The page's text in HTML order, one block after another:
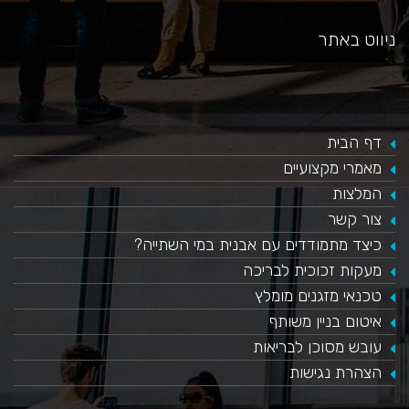
ניווט באתר
דף הבית
מאמרי מקצועיים
המלצות
צור קשר
כיצד מתמודדים עם אבנית במי השתייה?
​מעקות זכוכית לבריכה
טכנאי מזגנים מומלץ
איטום בניין משותף
עובש מסוכן לבריאות
הצהרת נגישות